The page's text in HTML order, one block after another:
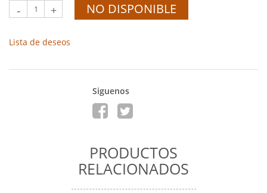
- + NO DISPONIBLE
Lista de deseos
Siguenos
PRODUCTOS
RELACIONADOS